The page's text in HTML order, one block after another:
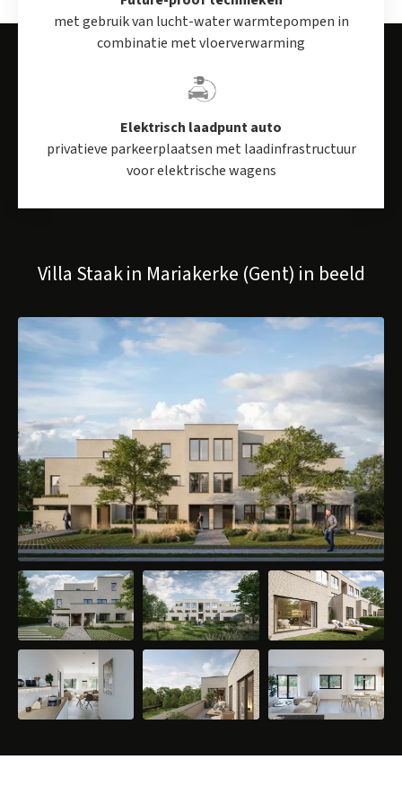
wat Villa Staak te bieden heeft en neem gerust contact
jef@landbergh.beof09 225 25 24.
met gebruik van lucht-water warmtepompen in
combinatie met vloerverwarming
Elektrisch laadpunt auto
privatieve parkeerplaatsen met laadinfrastructuur
voor elektrische wagens
Villa Staak in Mariakerke (Gent) in beeld